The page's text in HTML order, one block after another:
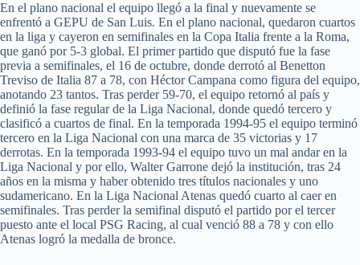
En el plano nacional el equipo llegó a la final y nuevamente se
enfrentó a GEPU de San Luis. En el plano nacional, quedaron cuartos
en la liga y cayeron en semifinales en la Copa Italia frente a la Roma,
que ganó por 5-3 global. El primer partido que disputó fue la fase
previa a semifinales, el 16 de octubre, donde derrotó al Benetton
Treviso de Italia 87 a 78, con Héctor Campana como figura del equipo,
anotando 23 tantos. Tras perder 59-70, el equipo retornó al país y
definió la fase regular de la Liga Nacional, donde quedó tercero y
clasificó a cuartos de final. En la temporada 1994-95 el equipo terminó
tercero en la Liga Nacional con una marca de 35 victorias y 17
derrotas. En la temporada 1993-94 el equipo tuvo un mal andar en la
Liga Nacional y por ello, Walter Garrone dejó la institución, tras 24
años en la misma y haber obtenido tres títulos nacionales y uno
sudamericano. En la Liga Nacional Atenas quedó cuarto al caer en
semifinales. Tras perder la semifinal disputó el partido por el tercer
puesto ante el local PSG Racing, al cual venció 88 a 78 y con ello
Atenas logró la medalla de bronce.